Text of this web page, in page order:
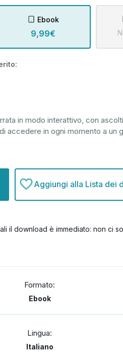
Ebook
9,99€
in modo interattivo, con
accedere in ogni momento a un
Aggiungi alla Lista dei
il download è immediato: non ci
Formato:
Ebook
Lingua:
Italiano